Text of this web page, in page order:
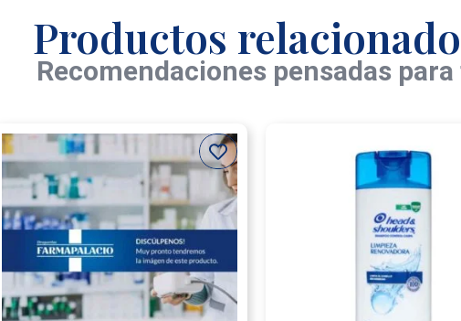
Productos
Recomendaciones pensadas